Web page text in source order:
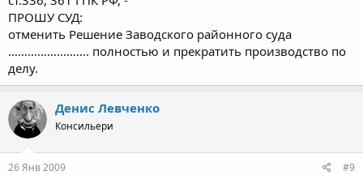
ПРОШУ СУД:
отменить Решение Заводского районного суда
……………………. полностью и прекратить производство по
делу.
Денис Левченко
Консильери
26 Янв 2009 #9